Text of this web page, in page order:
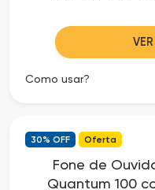
Como usar?
30% OFF Oferta
Fone de
Quantum 100